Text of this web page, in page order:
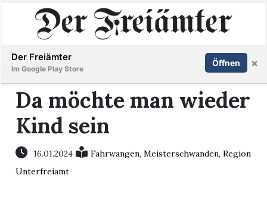
Immobilien
Veranstaltungen
Inserieren Abonnieren Anmelden
Da möchte man wieder
Kind sein
16.01.2024 Fahrwangen,Meisterschwanden,Region
Unterfreiamt
Der Freiämter
Im Google Play Store
Öffnen ×